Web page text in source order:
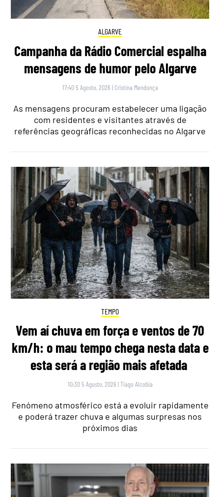
ALGARVE
Campanha da Rádio Comercial espalha
mensagens de humor pelo Algarve
17:40 5 Agosto, 2026 | Cristina Mendonça
As mensagens procuram estabelecer uma ligação
com residentes e visitantes através de
referências geográficas reconhecidas no Algarve
TEMPO
Vem aí chuva em força e ventos de 70
km/h: o mau tempo chega nesta data e
esta será a região mais afetada
10:30 5 Agosto, 2026 |Tiago Alcobia
Fenómeno atmosférico está a evoluir rapidamente
e poderá trazer chuva e algumas surpresas nos
próximos dias